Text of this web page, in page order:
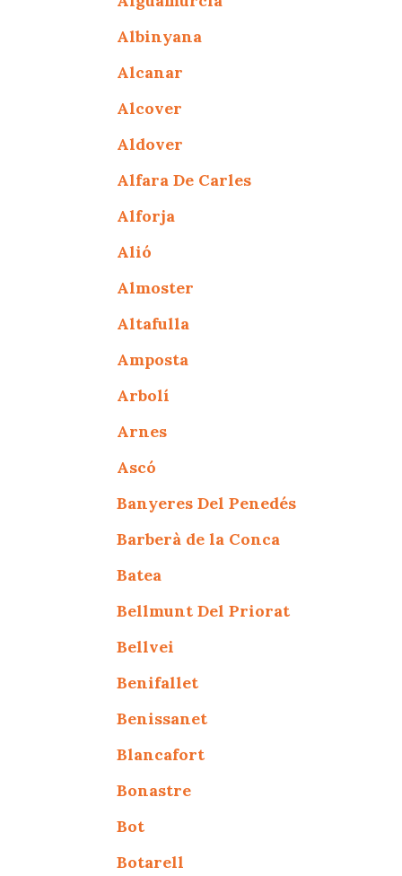
Albinyana
Alcanar
Alcover
Aldover
Alfara De Carles
Alforja
Alió
Almoster
Altafulla
Amposta
Arbolí
Arnes
Ascó
Banyeres Del Penedés
Barberà de la Conca
Batea
Bellmunt Del Priorat
Bellvei
Benifallet
Benissanet
Blancafort
Bonastre
Bot
Botarell